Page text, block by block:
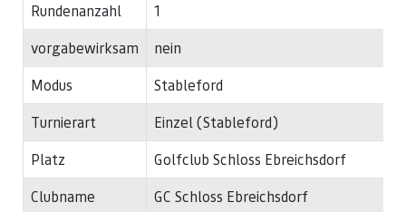
Rundenanzahl
1
vorgabewirksam
nein
Modus
Stableford
Turnierart
Einzel (Stableford)
Platz
Golfclub Schloss Ebreichsdorf
Clubname
GC Schloss Ebreichsdorf